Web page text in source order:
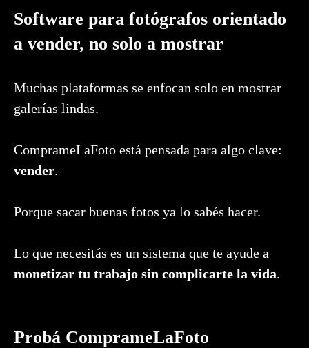
Software para fotógrafos orientado
a vender, no solo a mostrar
Muchas plataformas se enfocan solo en mostrar
galerías lindas.
ComprameLaFoto está pensada para algo clave:
vender.
Porque sacar buenas fotos ya lo sabés hacer.
Lo que necesitás es un sistema que te ayude a
monetizar tu trabajo sin complicarte la vida.
Probá ComprameLaFoto